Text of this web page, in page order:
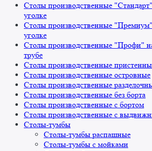
Столы производственные
уголке
Столы производственные
уголке
Столы производственные "Профи"
трубе
Столы производственные
Столы производственные островные
Столы производственные
Столы производственные без борта
Столы производственные с бортом
Столы производственные с
Столы-тумбы
Столы-тумбы распашные
Столы-тумбы с мойками